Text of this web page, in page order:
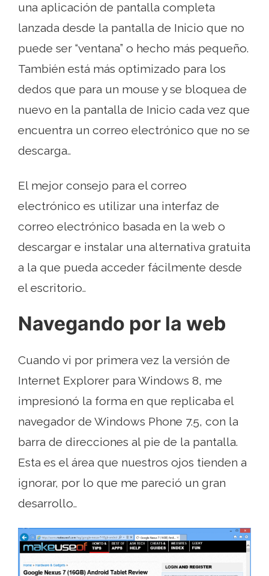
una aplicación de pantalla completa
lanzada desde la pantalla de Inicio que no
puede ser “ventana” o hecho más pequeño.
También está más optimizado para los
dedos que para un mouse y se bloquea de
nuevo en la pantalla de Inicio cada vez que
encuentra un correo electrónico que no se
descarga..
El mejor consejo para el correo
electrónico es utilizar una interfaz de
correo electrónico basada en la web o
descargar e instalar una alternativa gratuita
a la que pueda acceder fácilmente desde
el escritorio..
Navegando por la web
Cuando vi por primera vez la versión de
Internet Explorer para Windows 8, me
impresionó la forma en que replicaba el
navegador de Windows Phone 7.5, con la
barra de direcciones al pie de la pantalla.
Esta es el área que nuestros ojos tienden a
ignorar, por lo que me pareció un gran
desarrollo..